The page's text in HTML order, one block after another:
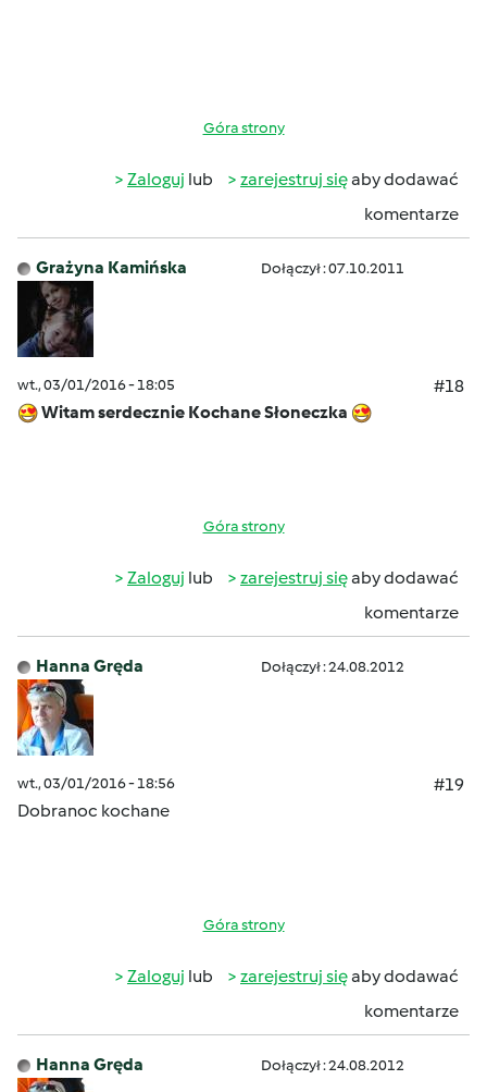
Góra strony
Zaloguj lub zarejestruj sięaby dodawać
komentarze
Grażyna Kamińska Dołączył : 07.10.2011
wt., 03/01/2016 - 18:05
#18
Witam serdecznie Kochane Słoneczka
Góra strony
Zaloguj lub zarejestruj sięaby dodawać
komentarze
Hanna Gręda Dołączył : 24.08.2012
wt., 03/01/2016 - 18:56
#19
Dobranoc kochane
Góra strony
Zaloguj lub zarejestruj sięaby dodawać
komentarze
Hanna Gręda Dołączył : 24.08.2012